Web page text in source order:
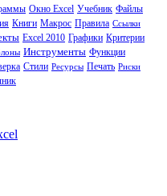
Окно Excel Учебник Файлы
Книги Макрос Правила Ссылки
Excel 2010 Графики Критерии
Инструменты Функции
Стили Ресурсы Печать Риски